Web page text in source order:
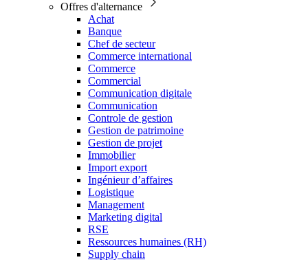
Offres d'alternance
Achat
Banque
Chef de secteur
Commerce international
Commerce
Commercial
Communication digitale
Communication
Controle de gestion
Gestion de patrimoine
Gestion de projet
Immobilier
Import export
Ingénieur d’affaires
Logistique
Management
Marketing digital
RSE
Ressources humaines (RH)
Supply chain